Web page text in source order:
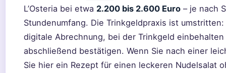
L’Osteria bei etwa 2.200 bis 2.600 Euro – je nach
Stundenumfang. Die Trinkgeldpraxis ist
digitale Abrechnung, bei der Trinkgeld
abschließend bestätigen. Wenn Sie nach einer
Sie hier ein Rezept für einen leckeren Nudelsalat